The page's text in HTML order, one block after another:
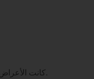
كانت الأعراض الأولى التي شعرت بها هي صعوبة في صعود الدرجات أو النهوض من الأرض أو النهوض من المقعد/المرحاض.